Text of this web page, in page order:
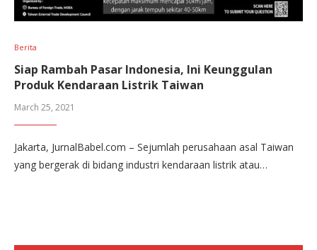
Berita
Siap Rambah Pasar Indonesia, Ini Keunggulan
Produk Kendaraan Listrik Taiwan
March 25, 2021
Jakarta, JurnalBabel.com – Sejumlah perusahaan asal Taiwan
yang bergerak di bidang industri kendaraan listrik atau…